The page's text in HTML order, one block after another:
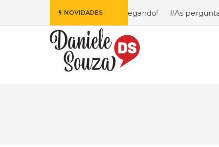
NOVIDADES
Disney Está Chegando! #As perguntas que eu mais